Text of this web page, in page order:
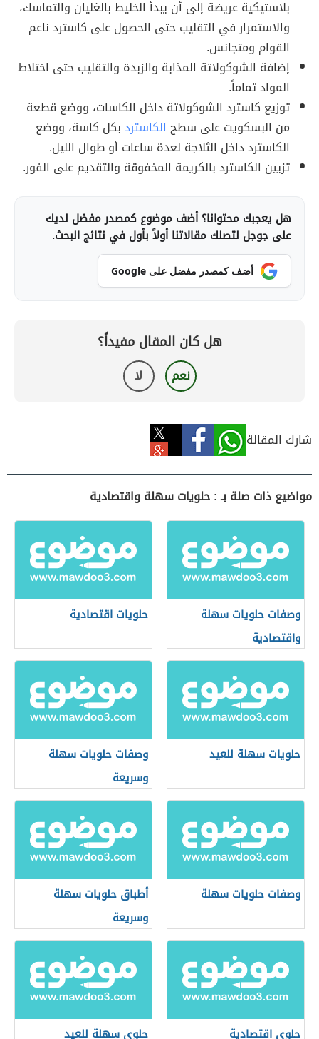
بلاستيكية عريضة إلى أن يبدأ الخليط بالغليان والتماسك،
والاستمرار في التقليب حتى الحصول على كاسترد ناعم
القوام ومتجانس.
إضافة الشوكولاتة المذابة والزبدة والتقليب حتى اختلاط
المواد تماماً.
توزيع كاسترد الشوكولاتة داخل الكاسات، ووضع قطعة
من البسكويت على سطح الكاستردبكل كاسة، ووضع
الكاسترد داخل الثلاجة لعدة ساعات أو طوال الليل.
تزيين الكاسترد بالكريمة المخفوقة والتقديم على الفور.
هل يعجبك محتوانا؟ أضف موضوع كمصدر مفضل لديك
على جوجل لتصلك مقالاتنا أولاً بأول في نتائج البحث.
أضف كمصدر مفضل على Google
هل كان المقال مفيداً؟
نعم لا
شارك المقالة
مواضيع ذات صلة بـ : حلويات سهلة واقتصادية
وصفات حلويات سهلة
واقتصادية
حلويات اقتصادية
حلويات سهلة للعيد
وصفات حلويات سهلة
وسريعة
وصفات حلويات سهلة
أطباق حلويات سهلة
وسريعة
حلوى اقتصادية حلوى سهلة للعيد